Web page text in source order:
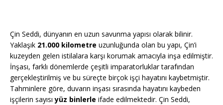
Çin Seddi, dünyanın en uzun savunma yapısı olarak bilinir.
Yaklaşık 21.000 kilometre uzunluğunda olan bu yapı, Çin’i
kuzeyden gelen istilalara karşı korumak amacıyla inşa edilmiştir.
İnşası, farklı dönemlerde çeşitli imparatorluklar tarafından
gerçekleştirilmiş ve bu süreçte birçok işçi hayatını kaybetmiştir.
Tahminlere göre, duvarın inşası sırasında hayatını kaybeden
işçilerin sayısıyüz binlerle ifade edilmektedir. Çin Seddi,